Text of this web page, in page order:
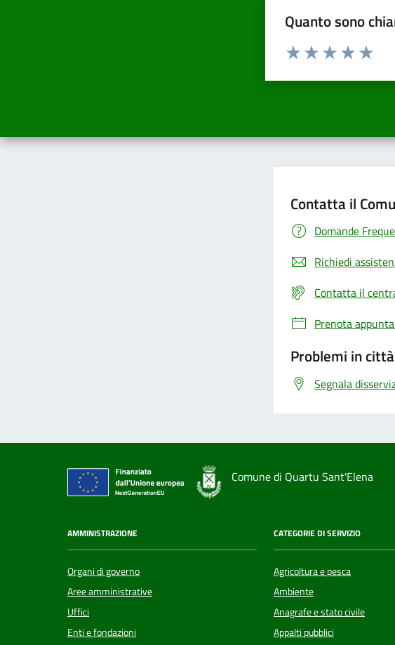
Quanto sono
Valuta da 1 a 5 stelle la pagina
Contatta il
Domande
Richiedi
Contatta il
Prenota
Problemi in città
Segnala
Comune di Quartu Sant'Elena
AMMINISTRAZIONE
Organi di governo
Aree amministrative
Uffici
Enti e fondazioni
CATEGORIE DI SERVIZIO
Agricoltura e pesca
Ambiente
Anagrafe e stato civile
Appalti pubblici